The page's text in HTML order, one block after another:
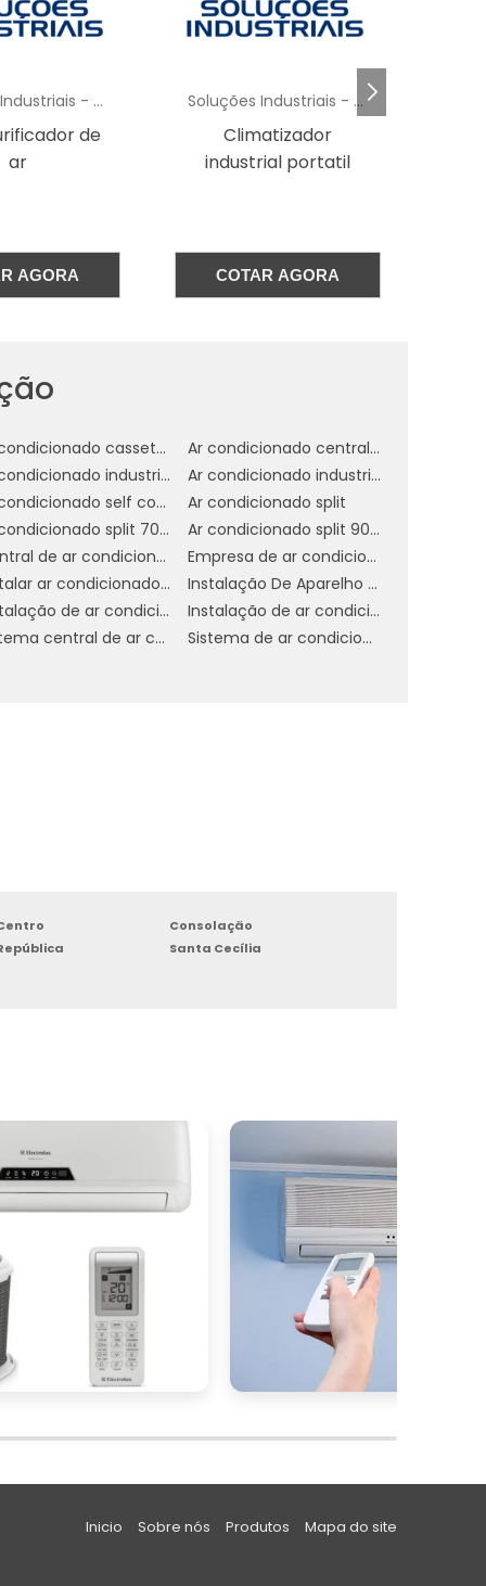
Soluções Industriais - AC
portatil
AGORA
Soluções Industriais - AC
Ventilador
climatizador
COTAR AGORA
Ar condicionado cassete 1 via
Ar condicionado central industrial
Ar condicionado industrial
Ar condicionado industrial campinas
Ar condicionado self contained preço
Ar condicionado split
Ar condicionado split 7000 btus
Ar condicionado split 9000 btus inverter
Central de ar condicionado industrial
Empresa de ar condicionado central
Instalar ar condicionado americana
Instalação De Aparelho De Refrigeração
Instalação de ar condicionado daikin
Instalação de ar condicionado em sp
Sistema central de ar condicionado
Sistema de ar condicionado industrial
Consolação
Santa Cecília
Inicio Sobre nós Produtos Mapa do site